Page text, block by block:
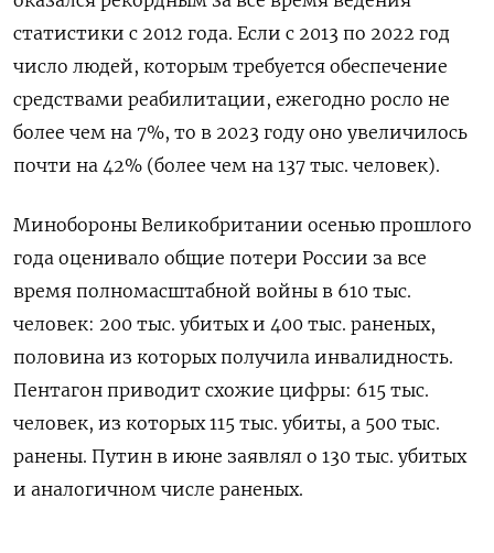
статистики с 2012 года. Если с 2013 по 2022 год
число людей, которым требуется обеспечение
средствами реабилитации, ежегодно росло не
более чем на 7%, то в 2023 году оно увеличилось
почти на 42% (более чем на 137 тыс. человек).
Минобороны Великобритании осенью прошлого
года оценивало общие потери России за все
время полномасштабной войны в 610 тыс.
человек: 200 тыс. убитых и 400 тыс. раненых,
половина из которых получила инвалидность.
Пентагон приводит схожие цифры: 615 тыс.
человек, из которых 115 тыс. убиты, а 500 тыс.
ранены. Путин в июне заявлял о 130 тыс. убитых
и аналогичном числе раненых.